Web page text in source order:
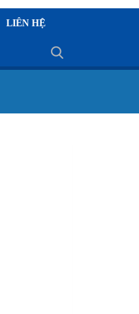
LIÊN HỆ